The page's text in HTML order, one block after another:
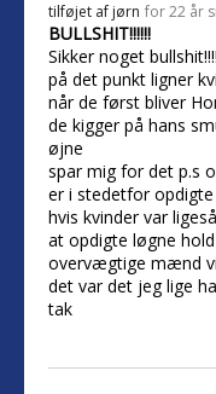
tilføjet af jørn for 22 år
BULLSHIT!!!!!!
Sikker noget
på det punkt ligner
når de først bliver
de kigger på hans
øjne
spar mig for det p.s
er i stedetfor opdigte
hvis kvinder var
at opdigte løgne
overvægtige mænd
det var det jeg lige
tak